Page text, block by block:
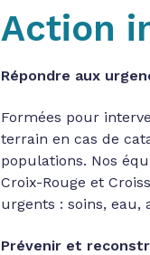
Action
Répondre aux
Formées pour
terrain en cas de
populations. Nos
Croix-Rouge et
urgents : soins,
Prévenir et